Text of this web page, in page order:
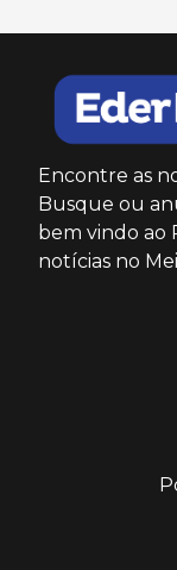
Encontre as
Busque ou
bem vindo ao
notícias no